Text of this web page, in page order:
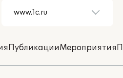
ПубликацииМероприятия